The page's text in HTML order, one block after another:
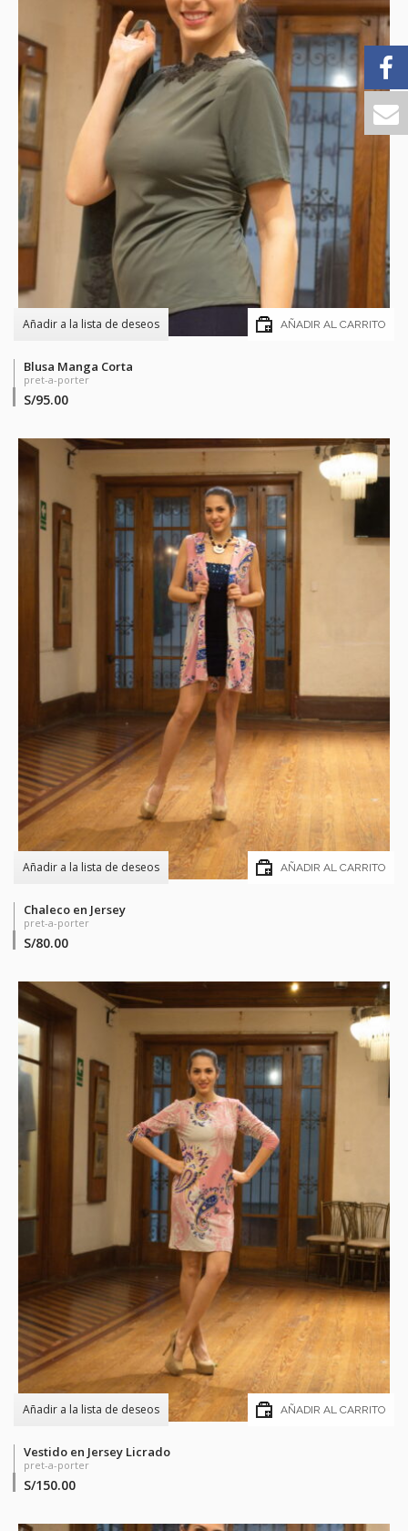
Añadir a la lista de deseos AÑADIR AL CARRITO
Blusa Manga Corta
pret-a-porter
S/95.00
Añadir a la lista de deseos AÑADIR AL CARRITO
Chaleco en Jersey
pret-a-porter
S/80.00
Añadir a la lista de deseos AÑADIR AL CARRITO
Vestido en Jersey Licrado
pret-a-porter
S/150.00